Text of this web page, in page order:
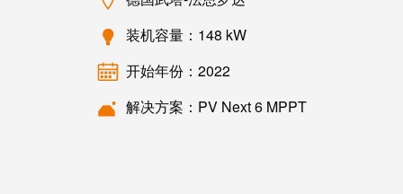
软件
下一代
数字化
件设计
观、简
便、快
装机容量：148 kW
开始年份：2022
解决方案：PV Next 6 MPPT